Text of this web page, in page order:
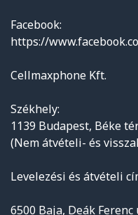
Facebook:
https://
Cellmaxphone Kft.
Székhely:
1139 Budapest, Béke
(Nem átvételi- és
Levelezési és átvételi
6500 Baja, Deák Ferenc